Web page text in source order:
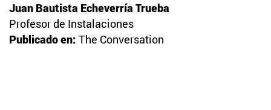
Juan Bautista Echeverría Trueba
Profesor de Instalaciones
Publicado en: The Conversation